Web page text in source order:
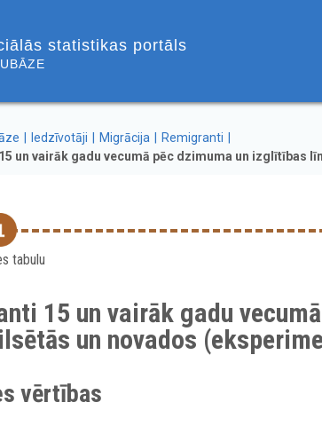
statistikas portāls
Iedzīvotāji Migrācija
Remigranti
15 un vairāk gadu vecumā pēc dzimuma un
tabulu
15 un vairāk gadu
un novados
vērtības